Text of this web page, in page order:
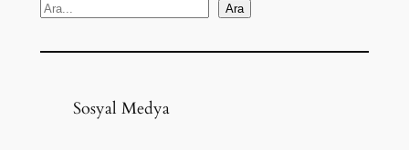
S
a
Ara
Sosyal Medya